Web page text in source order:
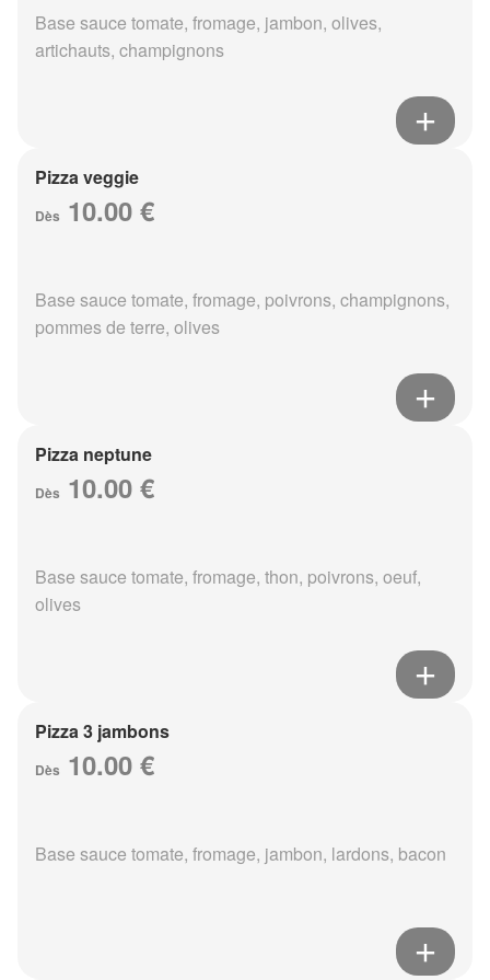
Base sauce tomate, fromage, jambon, olives,
artichauts, champignons
Pizza veggie
Dès 10.00 €
Base sauce tomate, fromage, poivrons, champignons,
pommes de terre, olives
Pizza neptune
Dès 10.00 €
Base sauce tomate, fromage, thon, poivrons, oeuf,
olives
Pizza 3 jambons
Dès 10.00 €
Base sauce tomate, fromage, jambon, lardons, bacon